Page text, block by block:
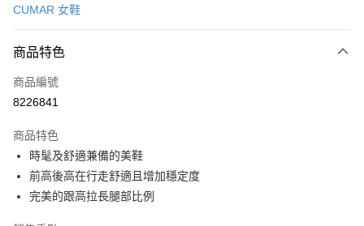
Apple Pay
街口支付
宅配
每筆NT$90，滿NT$1,000(含以上)免運費
CUMAR 女鞋
商品特色
商品編號
8226841
商品特色
時髦及舒適兼備的美鞋
前高後高在行走舒適且增加穩定度
完美的跟高拉長腿部比例